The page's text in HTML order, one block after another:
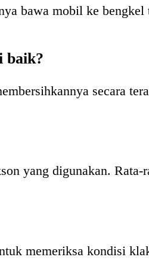
bawa mobil ke
baik?
secara
yang digunakan. Rata-
memeriksa kondisi